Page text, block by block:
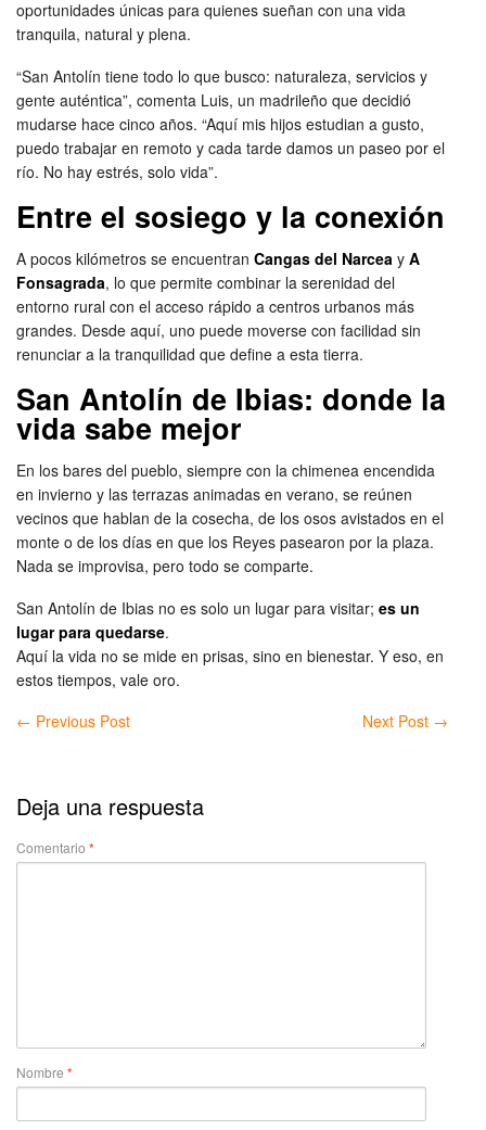
oportunidades únicas para quienes sueñan con una vida
tranquila, natural y plena.
“San Antolín tiene todo lo que busco: naturaleza, servicios y
gente auténtica”, comenta Luis, un madrileño que decidió
mudarse hace cinco años. “Aquí mis hijos estudian a gusto,
puedo trabajar en remoto y cada tarde damos un paseo por el
río. No hay estrés, solo vida”.
Entre el sosiego y la conexión
A pocos kilómetros se encuentran Cangas del Narcea y A
Fonsagrada, lo que permite combinar la serenidad del
entorno rural con el acceso rápido a centros urbanos más
grandes. Desde aquí, uno puede moverse con facilidad sin
renunciar a la tranquilidad que define a esta tierra.
San Antolín de Ibias: donde la
vida sabe mejor
En los bares del pueblo, siempre con la chimenea encendida
en invierno y las terrazas animadas en verano, se reúnen
vecinos que hablan de la cosecha, de los osos avistados en el
monte o de los días en que los Reyes pasearon por la plaza.
Nada se improvisa, pero todo se comparte.
San Antolín de Ibias no es solo un lugar para visitar; es un
lugar para quedarse.
Aquí la vida no se mide en prisas, sino en bienestar. Y eso, en
estos tiempos, vale oro.
← Previous Post Next Post →
Deja una respuesta
Comentario *
Nombre *